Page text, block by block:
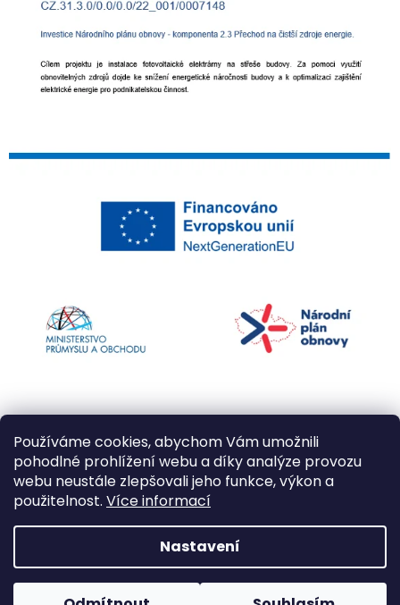
Používáme cookies, abychom Vám umožnili
pohodlné prohlížení webu a díky analýze provozu
webu neustále zlepšovali jeho funkce, výkon a
použitelnost. Více informací
Nastavení
Vytvořil Shoptet
Copyright 2026Kapří kuličky. Všechna práva